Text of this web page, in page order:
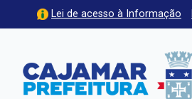
Lei de acesso à Informação